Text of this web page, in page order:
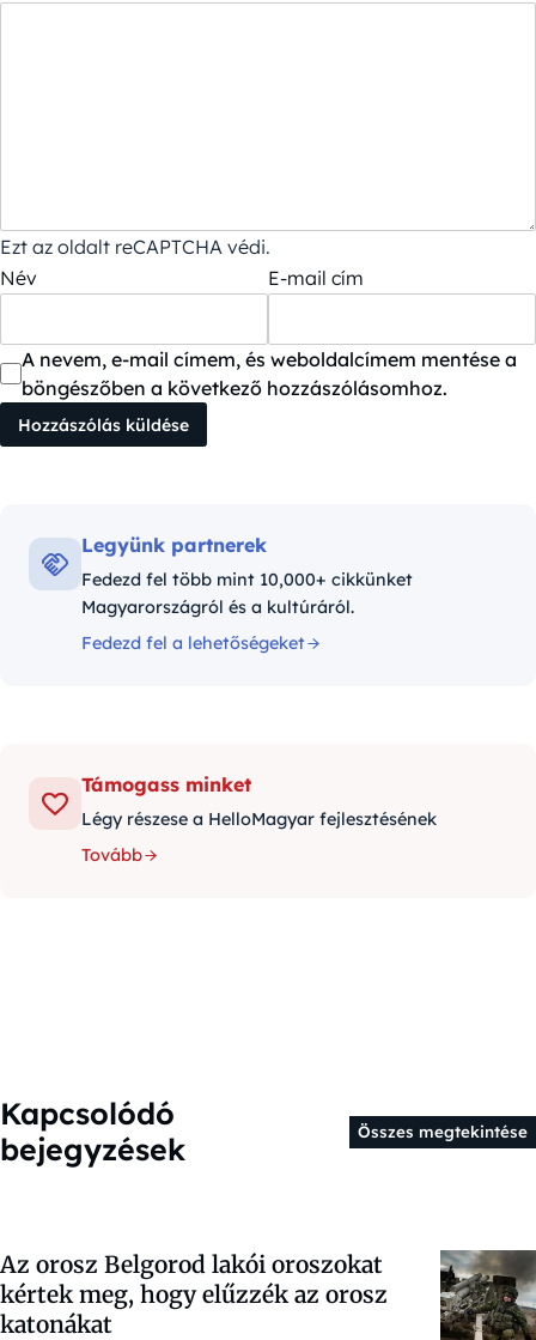
Ezt az oldalt reCAPTCHA védi.
Név
E-mail cím
A nevem, e-mail címem, és weboldalcímem mentése a
böngészőben a következő hozzászólásomhoz.
Legyünk partnerek
Fedezd fel több mint 10,000+ cikkünket
Magyarországról és a kultúráról.
Fedezd fel a lehetőségeket
Támogass minket
Légy részese a HelloMagyar fejlesztésének
Tovább
Kapcsolódó
bejegyzések
Összes megtekintése
Az orosz Belgorod lakói oroszokat
kértek meg, hogy elűzzék az orosz
katonákat